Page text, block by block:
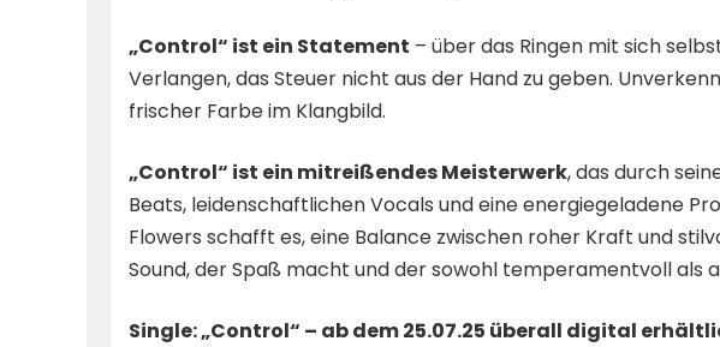
„Control“ ist ein Statement – über das Ringen mit sich
Verlangen, das Steuer nicht aus der Hand zu geben.
frischer Farbe im Klangbild.
„Control“ ist ein mitreißendes Meisterwerk, das durch
Beats, leidenschaftlichen Vocals und eine energiegeladene
Flowers schafft es, eine Balance zwischen roher Kraft und
Sound, der Spaß macht und der sowohl temperamentvoll als
Single: „Control“ – ab dem 25.07.25 überall digital